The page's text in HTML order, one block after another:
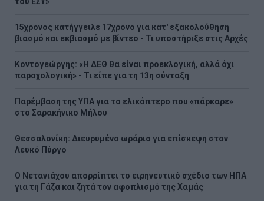
15χρονος κατήγγειλε 17χρονο για κατ' εξακολούθηση
βιασμό και εκβιασμό με βίντεο - Τι υποστήριξε στις Αρχές
Κοντογεώργης: «Η ΔΕΘ θα είναι προεκλογική, αλλά όχι
παροχολογική» - Τι είπε για τη 13η σύνταξη
Παρέμβαση της ΥΠΑ για το ελικόπτερο που «πάρκαρε»
στο Σαρακήνικο Μήλου
Θεσσαλονίκη: Διευρυμένο ωράριο για επίσκεψη στον
Λευκό Πύργο
Ο Νετανιάχου απορρίπτει το ειρηνευτικό σχέδιο των ΗΠΑ
για τη Γάζα και ζητά τον αφοπλισμό της Χαμάς